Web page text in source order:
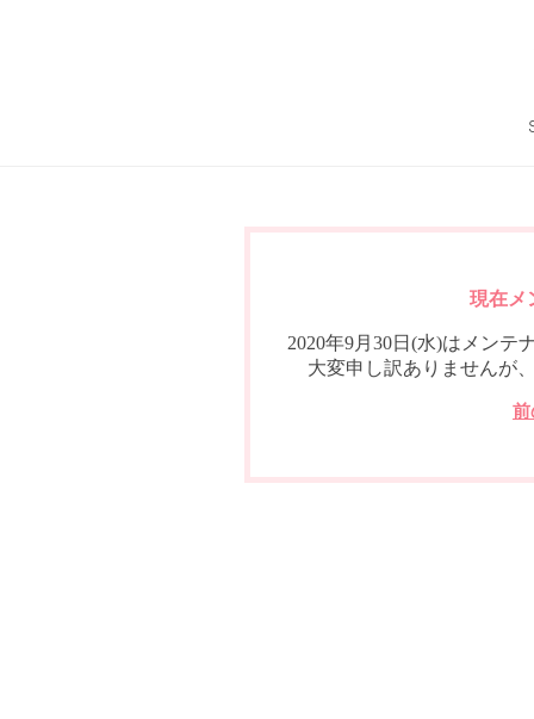
現在メ
2020年9月30日(水)はメンテ
大変申し訳ありませんが
前